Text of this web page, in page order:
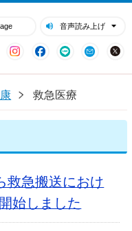
音声読み上げ
YouTubeInstagram
Facebook
LINE Mail
救急医療
救急搬送におけ
始しました